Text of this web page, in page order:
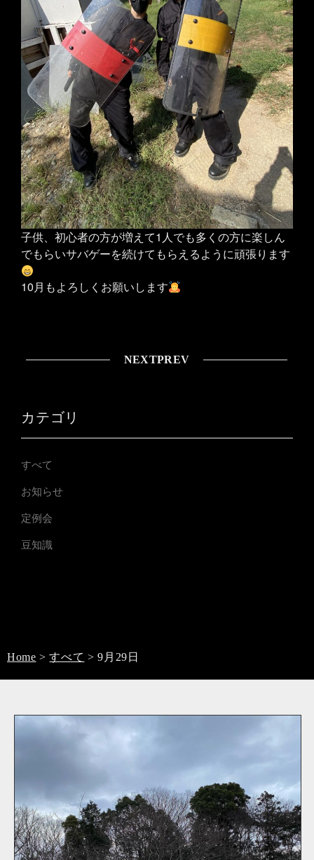
子供、初心者の方が増えて1人でも多くの方に楽しん
でもらいサバゲーを続けてもらえるように頑張ります
10月もよろしくお願いします
NEXTPREV
カテゴリ
すべて
お知らせ
定例会
豆知識
Home >すべて >9月29日